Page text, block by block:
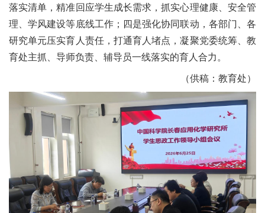
落实清单，精准回应学生成长需求，抓实心理健康、安全管
理、学风建设等底线工作；四是强化协同联动，各部门、各
研究单元压实育人责任，打通育人堵点，凝聚党委统筹、教
育处主抓、导师负责、辅导员一线落实的育人合力。
（供稿： 教育处）